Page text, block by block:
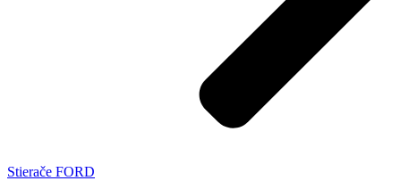
Stierače FORD